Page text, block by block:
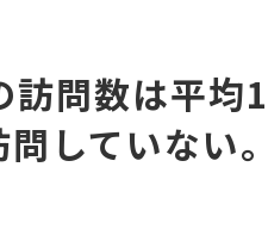
問数は平均
していない